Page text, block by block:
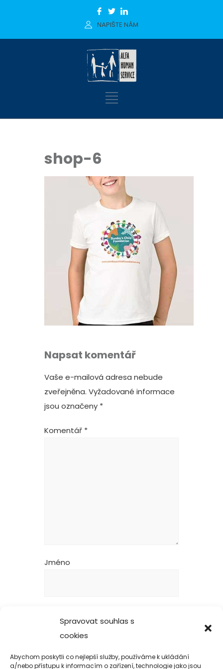
Spravovat souhlas s
cookies
Abychom poskytli co nejlepší služby, používáme k ukládání
a/nebo přístupu k informacím o zařízení, technologie jako jsou
NAPIŠTE NÁM
shop-6
Napsat komentář
Vaše e-mailová adresa nebude
zveřejněna. Vyžadované informace
jsou označeny *
Komentář *
Jméno
Webová stránka